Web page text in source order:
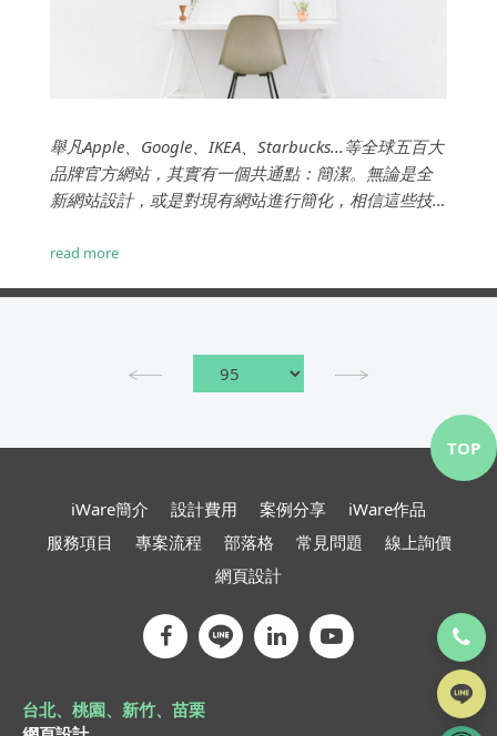
舉凡Apple、Google、IKEA、Starbucks...等全球五百大
品牌官方網站，其實有一個共通點：簡潔。無論是全
新網站設計，或是對現有網站進行簡化，相信這些技
read more
iWare簡介 設計費用 案例分享
iWare作品
服務項目
專案流程 部落格 常見問題
線上詢價
網頁設計
台北、桃園、新竹、苗栗
TOP